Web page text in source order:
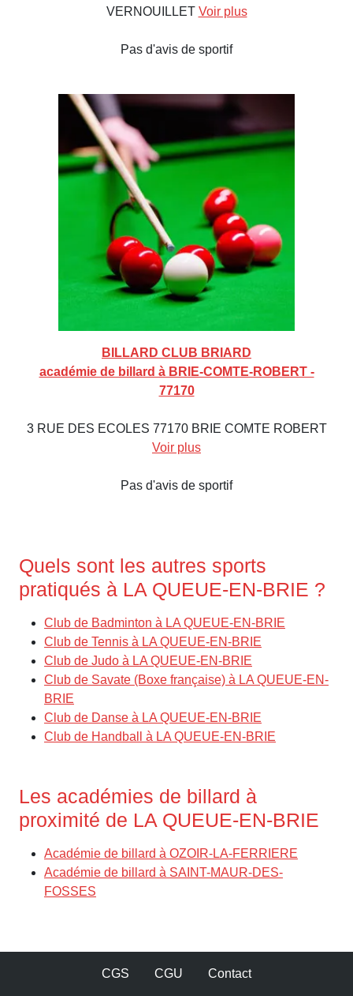
VERNOUILLET Voir plus
Pas d'avis de sportif
BILLARD CLUB BRIARD
académie de billard à BRIE-COMTE-ROBERT -
77170
3 RUE DES ECOLES 77170 BRIE COMTE ROBERT
Voir plus
Pas d'avis de sportif
Quels sont les autres sports
pratiqués à LA QUEUE-EN-BRIE ?
Club de Badminton à LA QUEUE-EN-BRIE
Club de Tennis à LA QUEUE-EN-BRIE
Club de Judo à LA QUEUE-EN-BRIE
Club de Savate (Boxe française) à LA QUEUE-EN-
BRIE
Club de Danse à LA QUEUE-EN-BRIE
Club de Handball à LA QUEUE-EN-BRIE
Les académies de billard à
proximité de LA QUEUE-EN-BRIE
Académie de billard à OZOIR-LA-FERRIERE
Académie de billard à SAINT-MAUR-DES-
FOSSES
CGS CGU Contact